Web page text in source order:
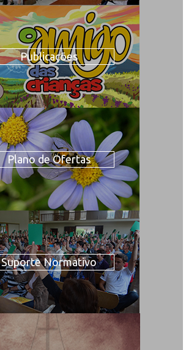
Publicações
Plano de Ofertas
Suporte Normativo